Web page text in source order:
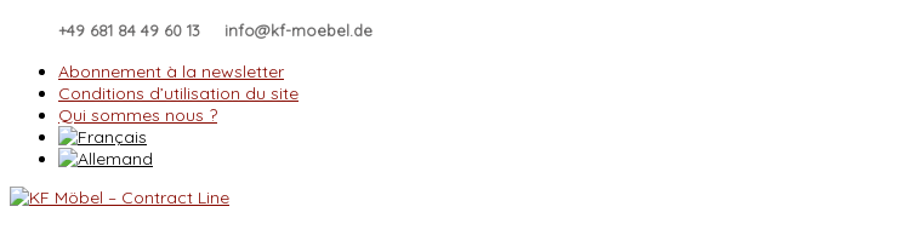
content
+49 681 84 49 60 13 info@kf-moebel.de
Abonnement à la newsletter
Conditions d’utilisation du site
Qui sommes nous ?